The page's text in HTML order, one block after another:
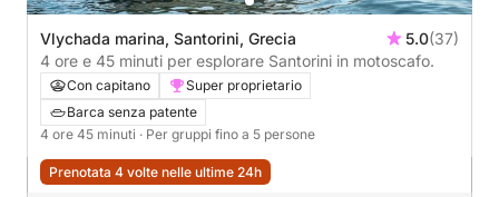
Vlychada marina, Santorini, Grecia 5.0(37)
4 ore e 45 minuti per esplorare Santorini in motoscafo.
Con capitano
Super proprietario
Barca senza patente
4 ore 45 minuti · Per gruppi fino a 5 persone
Prenotata 4 volte nelle ultime 24h